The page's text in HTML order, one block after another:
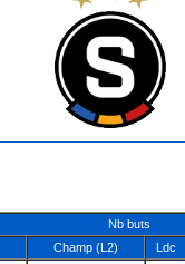
Nb buts
Champ (L2) Ldc